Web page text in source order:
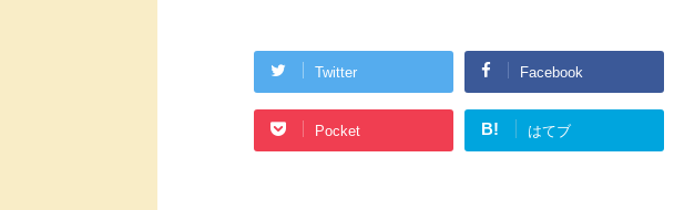
Twitter Facebook
Pocket B! はてブ